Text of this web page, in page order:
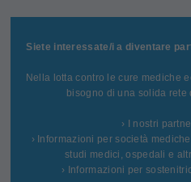
Siete interessate/i a diventare
Nella lotta contro le cure mediche
bisogno di una solida rete
› I nostri
› Informazioni per società
studi medici, ospedali e
› Informazioni per